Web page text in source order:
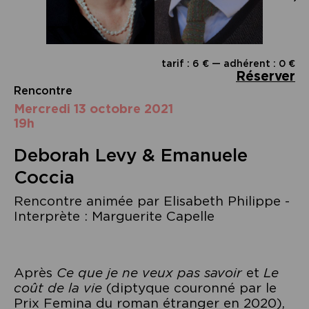
tarif : 6 € — adhérent : 0 €
Réserver
Rencontre
mercredi 13 octobre 2021
19h
Deborah Levy & Emanuele
Coccia
Rencontre animée par Elisabeth Philippe -
Interprète : Marguerite Capelle
Après Ce que je ne veux pas savoiret Le
coût de la vie (diptyque couronné par le
Prix Femina du roman étranger en 2020),